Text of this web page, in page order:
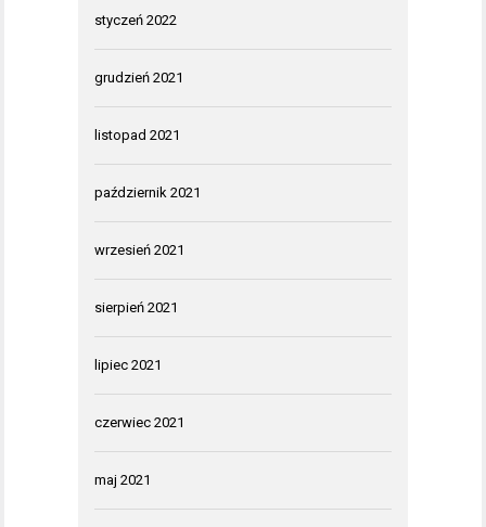
styczeń 2022
grudzień 2021
listopad 2021
październik 2021
wrzesień 2021
sierpień 2021
lipiec 2021
czerwiec 2021
maj 2021